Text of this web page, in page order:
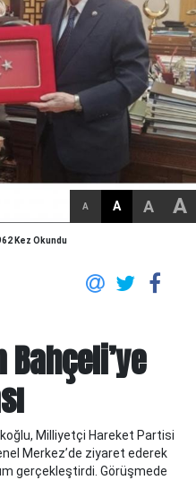
A A A A
Kez Okundu
Bahçeli’ye
Milliyetçi Hareket Partisi
Merkez’de ziyaret ederek
gerçekleştirdi. Görüşmede